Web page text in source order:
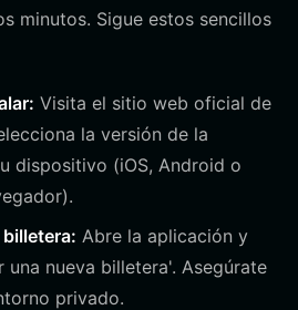
minutos. Sigue estos sencillos
Visita el sitio web oficial de
la versión de la
dispositivo (iOS, Android o
Abre la aplicación y
una nueva billetera'. Asegúrate
privado.